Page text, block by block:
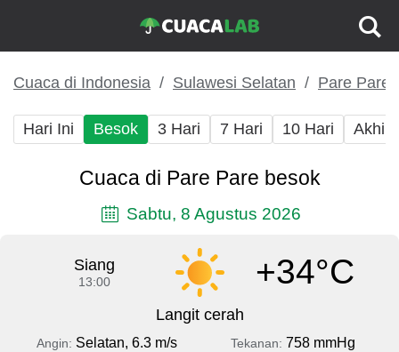
Cuaca di Indonesia Sulawesi Selatan Pare Pare
Hari Ini Besok 3 Hari 7 Hari 10 Hari Akhir
Cuaca di Pare Pare besok
Sabtu, 8 Agustus 2026
Siang
13:00 +34°C
Langit cerah
Angin: Selatan, 6.3 m/s Tekanan: 758 mmHg